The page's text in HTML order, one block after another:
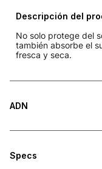
Descripción del
No solo protege del
también absorbe el
fresca y seca.
ADN
Specs